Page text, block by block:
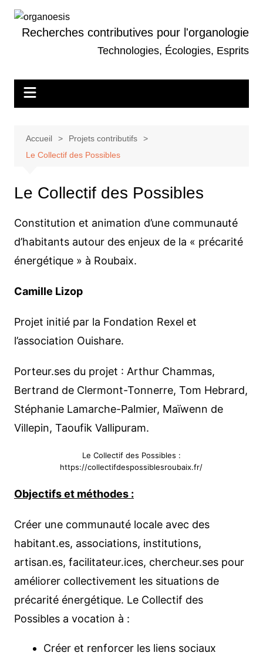
contenuRecherches contributives pour l'organologie
Technologies, Écologies, Esprits
Accueil
Projets contributifs
Le Collectif des Possibles
Le Collectif des Possibles
Constitution et animation d’une communauté
d’habitants autour des enjeux de la « précarité
énergétique » à Roubaix.
Camille Lizop
Projet initié par la Fondation Rexel et
l’association Ouishare.
Porteur.ses du projet : Arthur Chammas,
Bertrand de Clermont-Tonnerre, Tom Hebrard,
Stéphanie Lamarche-Palmier, Maïwenn de
Villepin, Taoufik Vallipuram.
Le Collectif des Possibles :
https://collectifdespossiblesroubaix.fr/
Objectifs et méthodes :
Créer une communauté locale avec des
habitant.es, associations, institutions,
artisan.es, facilitateur.ices, chercheur.ses pour
améliorer collectivement les situations de
précarité énergétique. Le Collectif des
Possibles a vocation à :
Créer et renforcer les liens sociaux